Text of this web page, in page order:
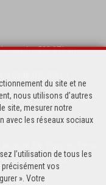
du site et ne
nous utilisons d’autres
site, mesurer notre
avec les réseaux sociaux
l’utilisation de tous les
vos
». Votre
numéro 503.971 en
agents immobiliers, rue
38 50 - info@ipi.be) -
valable pour les